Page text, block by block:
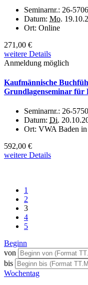
Seminarnr.: 26-
Datum: Mo.
Ort: Online
271,00 €
weitere Details
Anmeldung möglich
Kaufmännische
Grundlagenseminar für
Seminarnr.: 26-
Datum: Di.
Ort: VWA Baden
592,00 €
weitere Details
1
2
3
4
5
Beginn
von
bis
Wochentag